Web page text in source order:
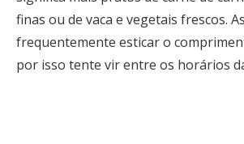
finas ou de vaca e vegetais frescos.
frequentemente esticar o
por isso tente vir entre os horários